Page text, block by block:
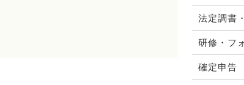
法定調書
研修・フ
確定申告